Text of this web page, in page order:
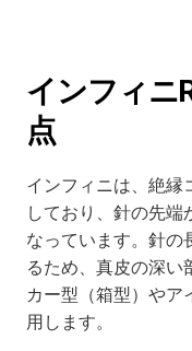
インフィニ
点
インフィニは、絶縁
しており、針の先端
なっています。針の
るため、真皮の深い
カー型（箱型）やア
用します。